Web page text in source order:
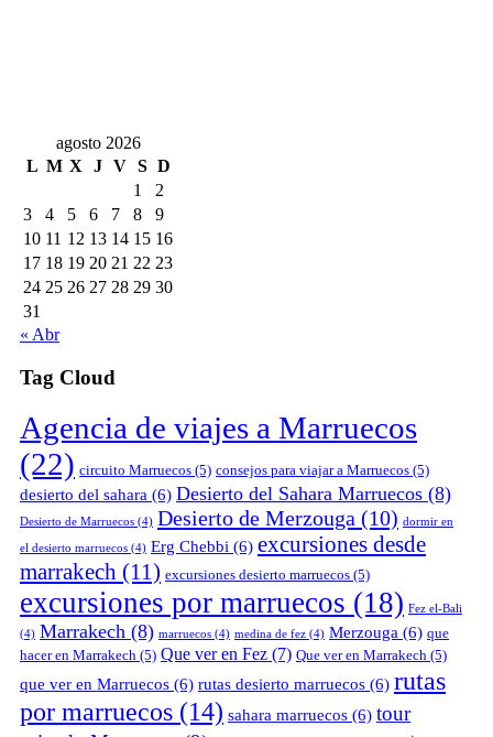
agosto 2026
L M X J V S D
1
2
3
4 5 6 7 8
9
10 11 12 13 14 15 16
17 18 19 20 21 22 23
24 25 26 27 28 29 30
31
« Abr
Tag Cloud
Agencia de viajes a Marruecos
(22) circuito Marruecos (5) consejos para viajar a Marruecos (5)
desierto del sahara (6) Desierto del Sahara Marruecos (8)
Desierto de Marruecos (4) Desierto de Merzouga (10) dormir en
el desierto marruecos (4) Erg Chebbi (6) excursiones desde
marrakech (11) excursiones desierto marruecos (5)
excursiones por marruecos (18) Fez el-Bali
(4) Marrakech (8) marruecos (4) medina de fez (4) Merzouga (6) que
hacer en Marrakech (5) Que ver en Fez (7) Que ver en Marrakech (5)
que ver en Marruecos (6) rutas desierto marruecos (6) rutas
por marruecos (14) sahara marruecos (6) tour